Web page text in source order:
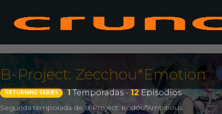
B-Project: Zecchou*Emotion
RETURNING SERIES 1 Temporadas - 12 Episodios
Segunda temporada de B-Project: Kodou*Ambitious